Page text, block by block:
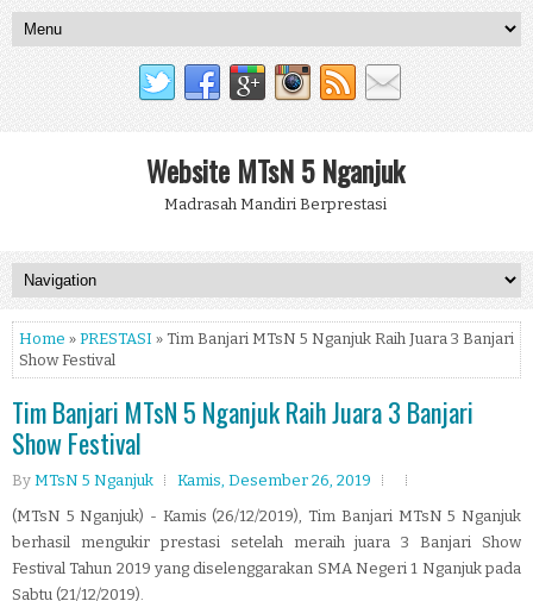
Website MTsN 5 Nganjuk
Madrasah Mandiri Berprestasi
Home » PRESTASI » Tim Banjari MTsN 5 Nganjuk Raih Juara 3 Banjari
Show Festival
Tim Banjari MTsN 5 Nganjuk Raih Juara 3 Banjari
Show Festival
By MTsN 5 Nganjuk
Kamis, Desember 26, 2019
(MTsN 5 Nganjuk) - Kamis (26/12/2019), Tim Banjari MTsN 5 Nganjuk
berhasil mengukir prestasi setelah meraih juara 3 Banjari Show
Festival Tahun 2019 yang diselenggarakan SMA Negeri 1 Nganjuk pada
Sabtu (21/12/2019).